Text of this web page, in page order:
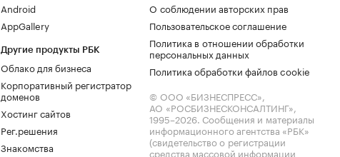
Android
AppGallery
Другие продукты РБК
Облако для бизнеса
Корпоративный регистратор
доменов
Хостинг сайтов
Рег.решения
Знакомства
О соблюдении авторских прав
Пользовательское соглашение
Политика в отношении обработки
персональных данных
Политика обработки файлов cookie
© ООО «БИЗНЕСПРЕСС»,
АО «РОСБИЗНЕСКОНСАЛТИНГ»,
1995–2026. Сообщения и материалы
информационного агентства «РБК»
(свидетельство о регистрации
средства массовой информации